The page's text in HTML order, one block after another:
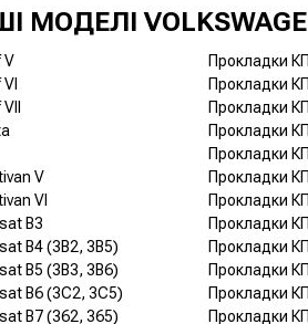
V
V
VI
B3
B4 (3B2, 3B5)
B5 (3B3, 3B6)
B6 (3C2, 3C5)
B7 (362, 365)
Прокладки
Прокладки
Прокладки
Прокладки
Прокладки
Прокладки
Прокладки
Прокладки
Прокладки
Прокладки
Прокладки
Прокладки